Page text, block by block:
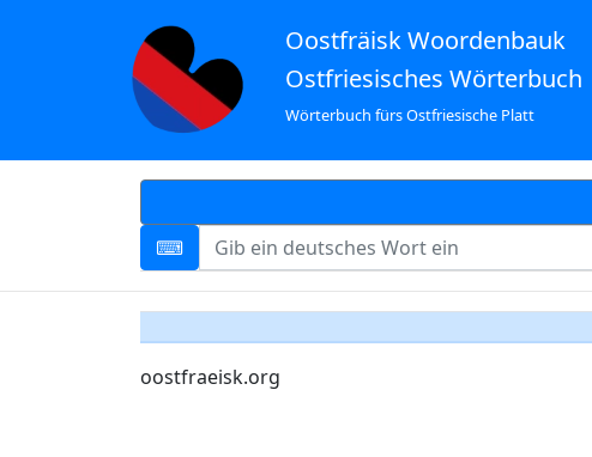
Oostfräisk Woordenbauk
Ostfriesisches Wörterbuch
Wörterbuch fürs Ostfriesische Platt
oostfraeisk.org